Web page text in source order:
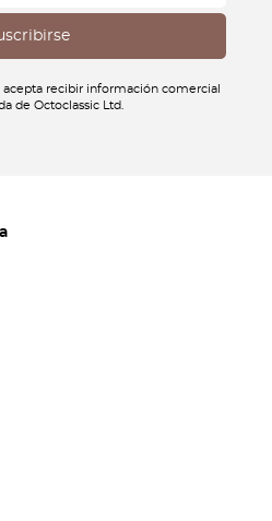
acepta recibir información comercial
de Octoclassic Ltd.